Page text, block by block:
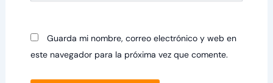
Guarda mi nombre, correo electrónico y web en
este navegador para la próxima vez que comente.